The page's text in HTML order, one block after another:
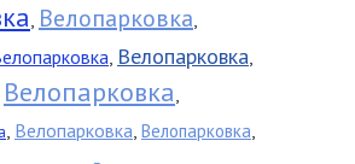
, Велопарковка,
, Велопарковка,
Велопарковка,
, Велопарковка, Велопарковка,